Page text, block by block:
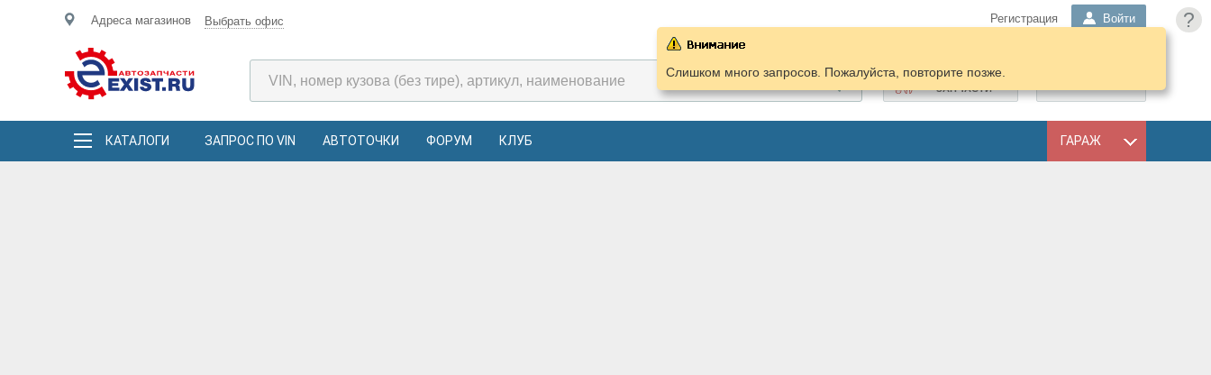
?
Адреса магазинов Выбрать офис Регистрация Войти
ПОДОБРАТЬ
ЗАПЧАСТИ
КАТАЛОГИ ЗАПРОС ПО VIN АВТОТОЧКИ ФОРУМ КЛУБ ГАРАЖ
Слишком много запросов. Пожалуйста, повторите позже.